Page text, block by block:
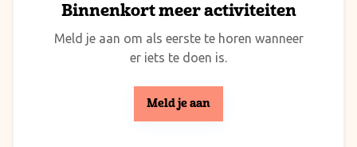
Binnenkort meer activiteiten
Meld je aan om als eerste te horen wanneer
er iets te doen is.
Meld je aan